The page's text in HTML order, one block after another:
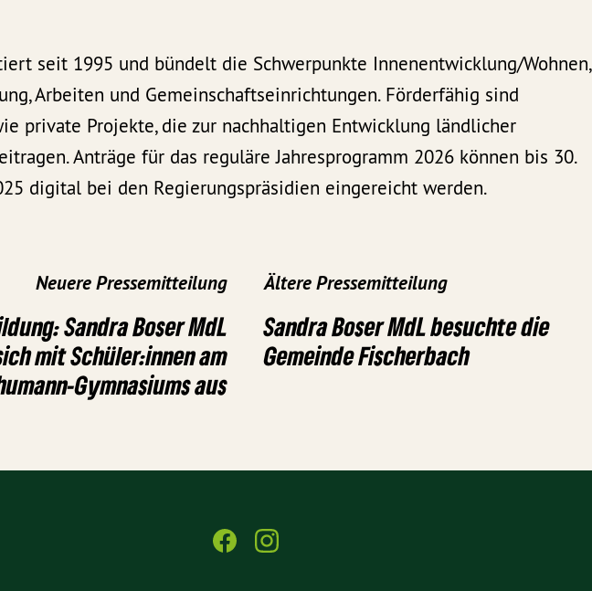
seit 1995 und bündelt die Schwerpunkte Innenentwicklung/Wohnen,
Arbeiten und Gemeinschaftseinrichtungen. Förderfähig sind
private Projekte, die zur nachhaltigen Entwicklung ländlicher
Anträge für das reguläre Jahresprogramm 2026 können bis 30.
digital bei den Regierungspräsidien eingereicht werden.
Neuere Pressemitteilung
Sandra Boser MdL
mit Schüler:innen am
Gymnasiums aus
Ältere Pressemitteilung
Sandra Boser MdL besuchte die
Gemeinde Fischerbach